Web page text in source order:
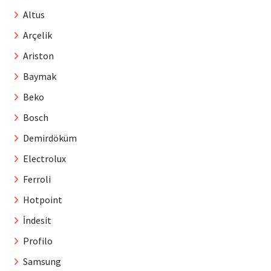
Altus
Arçelik
Ariston
Baymak
Beko
Bosch
Demirdöküm
Electrolux
Ferroli
Hotpoint
İndesit
Profilo
Samsung